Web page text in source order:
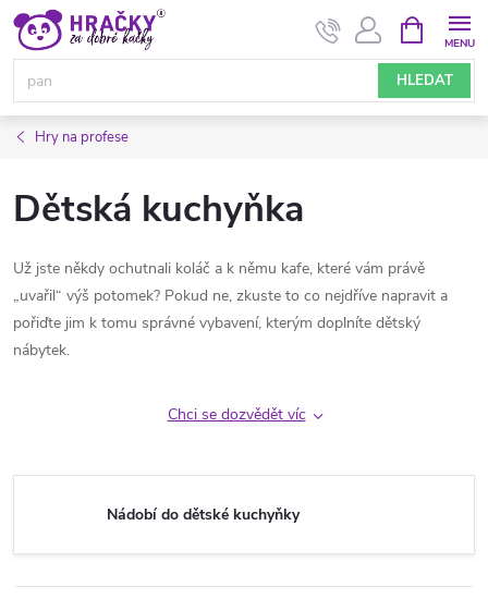
Přejít
obsah
HLEDAT
NÁKUPNÍ
KOŠÍK
Hry na profese
Dětská kuchyňka
Už jste někdy ochutnali koláč a k němu kafe, které vám právě
„uvařil“ výš potomek? Pokud ne, zkuste to co nejdříve napravit a
pořiďte jim k tomu správné vybavení, kterým doplníte dětský
nábytek.
Chci se dozvědět víc
Nádobí do dětské kuchyňky